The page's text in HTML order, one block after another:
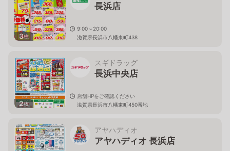
3枚
長浜店
9:00～20:00
滋賀県長浜市八幡東町438
2枚
スギドラッグ
長浜中央店
店舗HPをご確認ください
滋賀県長浜市八幡東町450番地
アヤハディオ
アヤハディオ 長浜店